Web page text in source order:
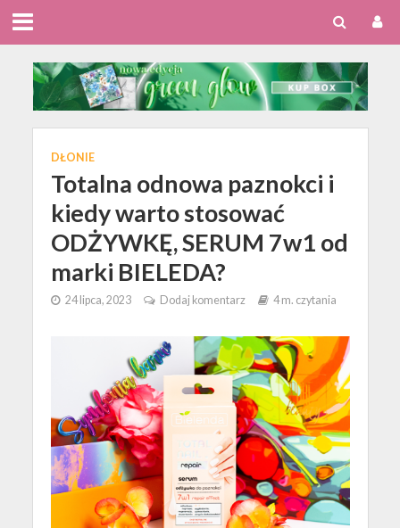
DŁONIE
Totalna odnowa paznokci i
kiedy warto stosować
ODŻYWKĘ, SERUM 7w1 od
marki BIELEDA?
24 lipca, 2023 Dodaj komentarz 4 m. czytania